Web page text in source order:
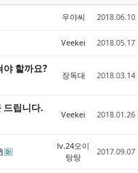
우야씨 2018.06.10
Veekei 2018.05.17
야 할까요?
장독대 2018.03.14
드립니다.
Veekei 2018.01.26
lv.24오이
탕탕
2017.09.07